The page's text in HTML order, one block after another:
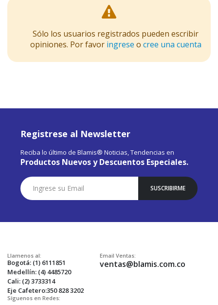
Sólo los usuarios registrados pueden escribir
opiniones. Por favor ingrese o cree una cuenta
Registrese al Newsletter
Reciba lo último de Blamis® Noticias, Tendencias en
Productos Nuevos y Descuentos Especiales.
Suscríbase
a
Nuestro
SUSCRIBIRME
Llamenos al:
Bogotá: (1) 6111851
Medellín: (4) 4485720
Cali: (2) 3733314
Eje Cafetero:350 828 3202
Email Ventas:
ventas@blamis.com.co
Síguenos en Redes: